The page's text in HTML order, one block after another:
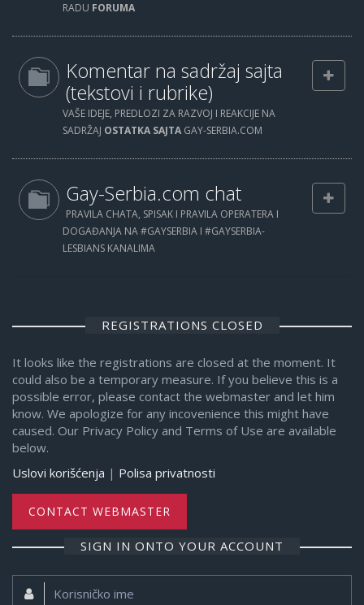
RADU FORUMA
Komentar na sadržaj sajta
(tekstovi i rubrike)
VAŠE IDEJE, PREDLOZI ZA RAZVOJ I REAKCIJE NA
SADRŽAJ OSTATKA SAJTA GAY-SERBIA.COM
Gay-Serbia.com chat
PRAVILA CHATA, SPISAK I PRAVILA OPERATERA I
DOGAĐANJA NA #GAYSERBIA I #GAYSERBIA-
LESBIANS KANALIMA
REGISTRATIONS CLOSED
It looks like the registrations are closed at the moment. It
could also be a temporary measure. If you believe this is a
possible error, please contact the webmaster and let him
know. We apologize for any incovenience this might have
caused. Our Privacy Policy and Terms of Use are available
below.
Uslovi korišćenja | Polisa privatnosti
CONTACT WEBMASTER
SIGN IN ONTO YOUR ACCOUNT
Korisničko